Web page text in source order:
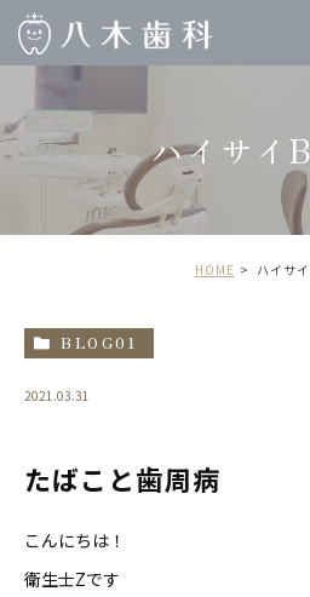
ハイサイ
HOME ハイサ
BLOG01
2021.03.31
たばこと歯周病
こんにちは！
衛生士Zです